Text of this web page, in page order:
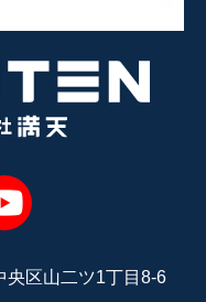
区山二ツ1丁目8-6